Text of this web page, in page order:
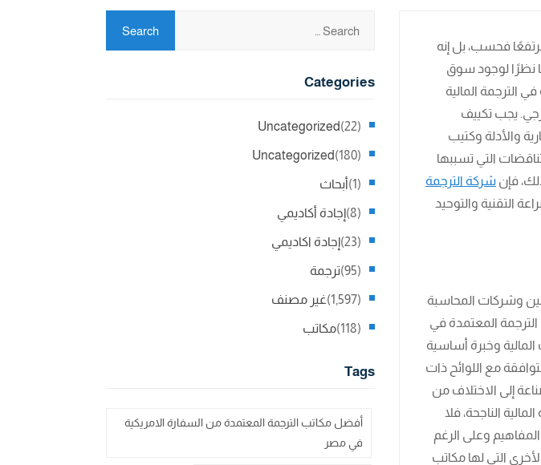
فحسب، بل إنه
نظرًا لوجود سوق
الترجمة المالية
يجب تكييف
والأدلة وكتيب
التي تسببها
فإن شركة الترجمة
التقنية والتوحيد
وشركات المحاسبة
المعتمدة في
وخبرة أساسية
مع اللوائح ذات
إلى الاختلاف من
الناجحة، فلا
وعلى الرغم
التي لها مكاتب
Categories
Uncategorized (22)
Uncategorized (180)
أبحاث (1)
إجادة أكاديمي (8)
إجادة اكاديمي (23)
ترجمة (95)
غير مصنف (1,597)
مكاتب (118)
Tags
أفضل مكاتب الترجمة المعتمدة من السفارة الامريكية
في مصر